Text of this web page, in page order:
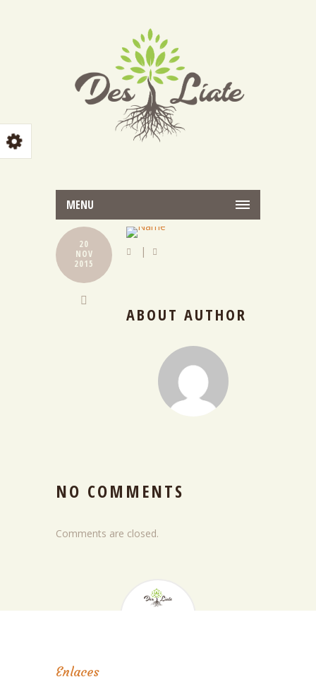
MENU
20
NOV
2015
|
ABOUT AUTHOR
NO COMMENTS
Comments are closed.
Enlaces